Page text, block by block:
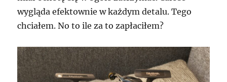
wygląda efektownie w każdym detalu. Tego
chciałem. No to ile za to zapłaciłem?